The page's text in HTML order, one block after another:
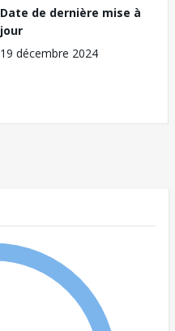
Date de dernière mise à
jour
19 décembre 2024